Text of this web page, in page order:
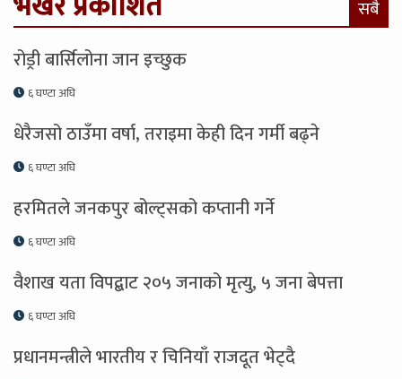
सबै
रोड्री बार्सिलोना जान इच्छुक
६ घण्टा अघि
धेरैजसो ठाउँमा वर्षा, तराइमा केही दिन गर्मी बढ्ने
६ घण्टा अघि
हरमितले जनकपुर बोल्ट्सको कप्तानी गर्ने
६ घण्टा अघि
वैशाख यता विपद्बाट २०५ जनाको मृत्यु, ५ जना बेपत्ता
६ घण्टा अघि
प्रधानमन्त्रीले भारतीय र चिनियाँ राजदूत भेट्दै